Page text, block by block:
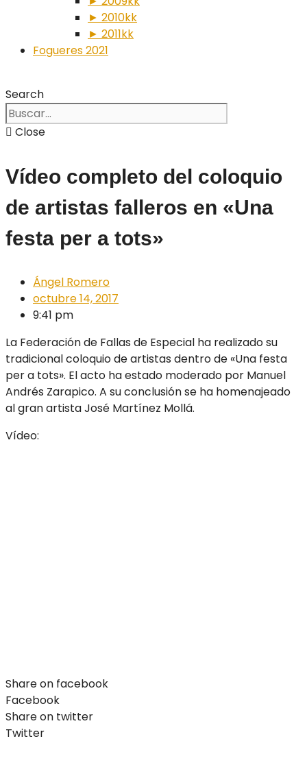
► 2010kk
► 2011kk
Fogueres 2021
Search
Close
Vídeo completo del coloquio
de artistas falleros en «Una
festa per a tots»
Ángel Romero
octubre 14, 2017
9:41 pm
La Federación de Fallas de Especial ha realizado su
tradicional coloquio de artistas dentro de «Una festa
per a tots». El acto ha estado moderado por Manuel
Andrés Zarapico. A su conclusión se ha homenajeado
al gran artista José Martínez Mollá.
Vídeo:
Share on facebook
Facebook
Share on twitter
Twitter